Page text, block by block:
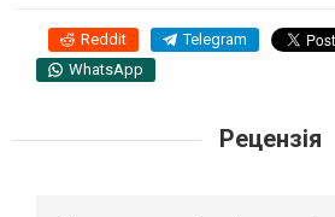
Reddit Telegram
WhatsApp
Рецензія